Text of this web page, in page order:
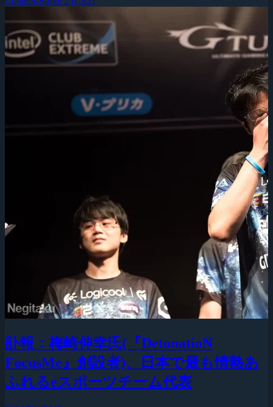
訃報：梅崎伸幸氏(『DetonatioN
FocusMe』創設者)、日本で最も情熱あ
ふれるeスポーツチーム代表